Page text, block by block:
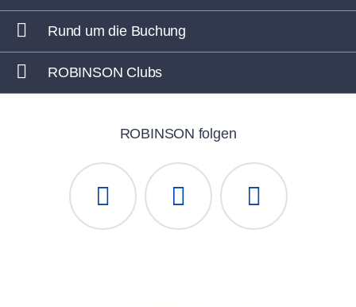
Rund um die Buchung
ROBINSON Clubs
ROBINSON folgen